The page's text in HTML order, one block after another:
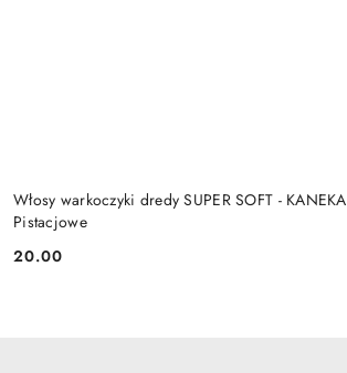
Włosy warkoczyki dredy SUPER SOFT -
Pistacjowe
Cena:
20.00